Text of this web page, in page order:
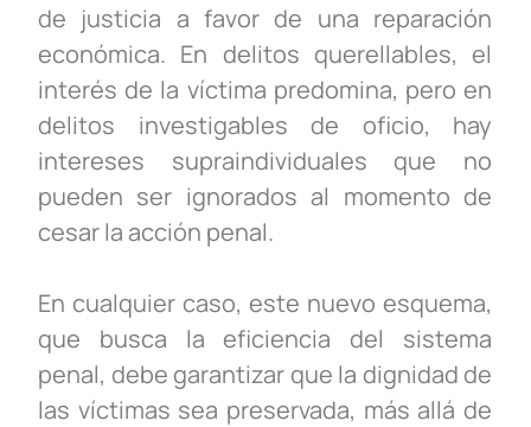
de justicia a favor de una reparación
económica. En delitos querellables, el
interés de la víctima predomina, pero en
delitos investigables de oficio, hay
intereses supraindividuales que no
pueden ser ignorados al momento de
cesar la acción penal.
En cualquier caso, este nuevo esquema,
que busca la eficiencia del sistema
penal, debe garantizar que la dignidad de
las víctimas sea preservada, más allá de